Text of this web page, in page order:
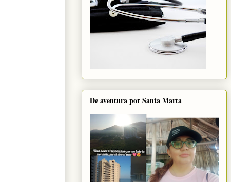
De aventura por Santa Marta